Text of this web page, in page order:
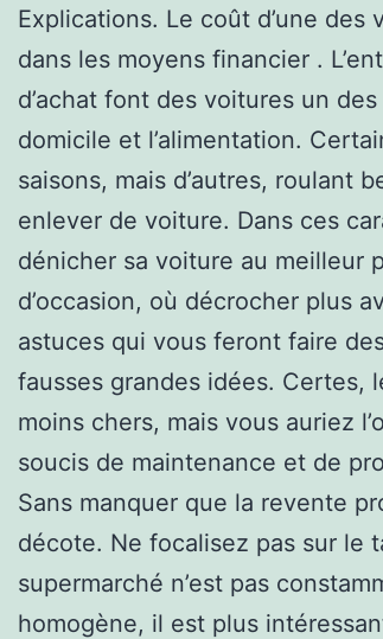
Explications. Le coût d’une
dans les moyens financier .
d’achat font des voitures un
domicile et l’alimentation.
saisons, mais d’autres, roulant
enlever de voiture. Dans ces
dénicher sa voiture au meilleur
d’occasion, où décrocher plus
astuces qui vous feront faire
fausses grandes idées. Certes,
moins chers, mais vous auriez
soucis de maintenance et de
Sans manquer que la revente
décote. Ne focalisez pas sur le
supermarché n’est pas
homogène, il est plus